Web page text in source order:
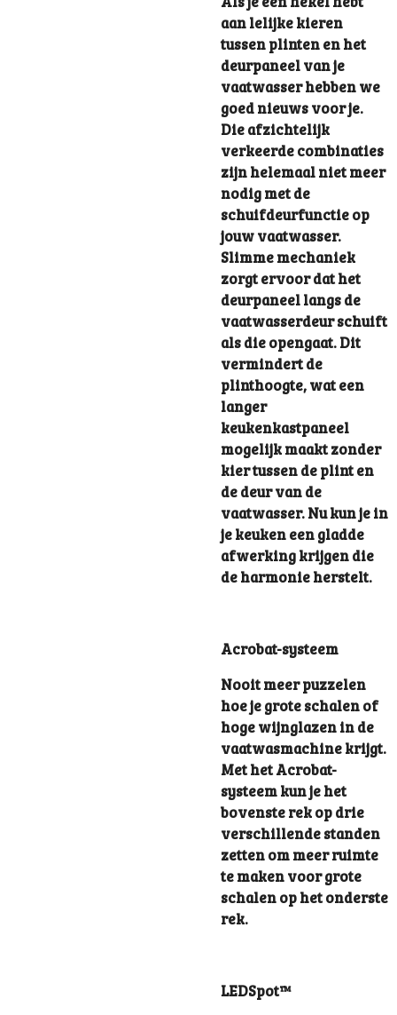
aan lelijke kieren
tussen plinten en het
deurpaneel van je
vaatwasser hebben we
goed nieuws voor je.
Die afzichtelijk
verkeerde combinaties
zijn helemaal niet meer
nodig met de
schuifdeurfunctie op
jouw vaatwasser.
Slimme mechaniek
zorgt ervoor dat het
deurpaneel langs de
vaatwasserdeur schuift
als die opengaat. Dit
vermindert de
plinthoogte, wat een
langer
keukenkastpaneel
mogelijk maakt zonder
kier tussen de plint en
de deur van de
vaatwasser. Nu kun je in
je keuken een gladde
afwerking krijgen die
de harmonie herstelt.
Acrobat-systeem
Nooit meer puzzelen
hoe je grote schalen of
hoge wijnglazen in de
vaatwasmachine krijgt.
Met het Acrobat-
systeem kun je het
bovenste rek op drie
verschillende standen
zetten om meer ruimte
te maken voor grote
schalen op het onderste
rek.
LEDSpot™